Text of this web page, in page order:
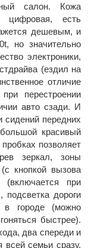
салон. Кожа
цифровая, есть
дешевым, и
но значительно
электроники,
(ездил на
отличие
перестроении
авто сзади. И
сидений передних
красивый
позволяет
зеркал, зоны
кнопкой вызова
при
подсветка дороги
в городе (можно
быстрее).
два спереди и
семьи сразу.